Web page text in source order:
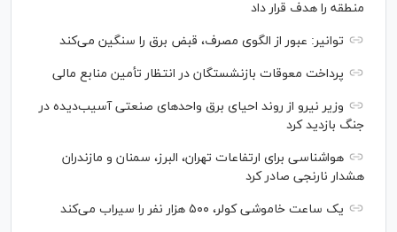
منطقه را هدف قرار داد
توانیر: عبور از الگوی مصرف، قبض برق را سنگین می‌کند
پرداخت معوقات بازنشستگان در انتظار تأمین منابع مالی
وزیر نیرو از روند احیای برق واحدهای صنعتی آسیب‌دیده در
جنگ بازدید کرد
هواشناسی برای ارتفاعات تهران، البرز، سمنان و مازندران
هشدار نارنجی صادر کرد
یک ساعت خاموشی کولر، ۵۰۰ هزار نفر را سیراب می‌کند